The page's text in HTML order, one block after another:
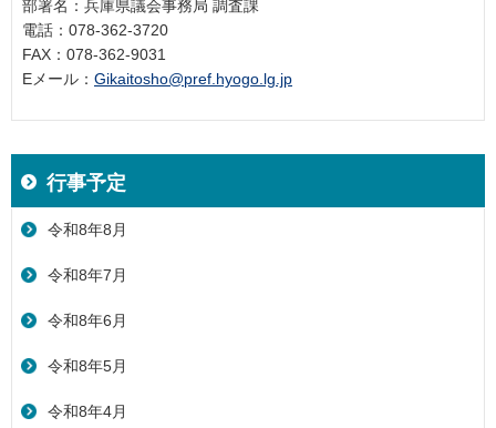
部署名：兵庫県議会事務局 調査課
電話：078-362-3720
FAX：078-362-9031
Eメール： Gikaitosho@pref.hyogo.lg.jp
行事予定
令和8年8月
令和8年7月
令和8年6月
令和8年5月
令和8年4月